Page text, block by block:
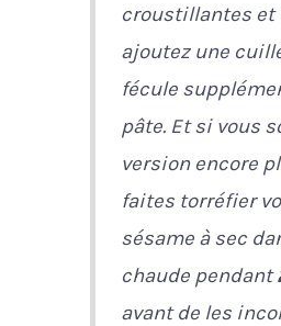
croustillantes et
ajoutez une
fécule
pâte. Et si vous
version encore
faites torréfier
sésame à sec
chaude pendant
avant de les